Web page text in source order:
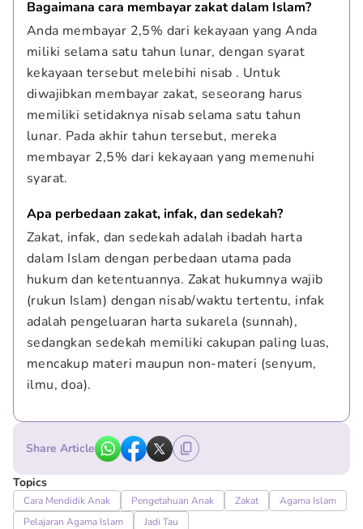
Bagaimana cara membayar zakat dalam Islam?
Anda membayar 2,5% dari kekayaan yang Anda
miliki selama satu tahun lunar, dengan syarat
kekayaan tersebut melebihi nisab . Untuk
diwajibkan membayar zakat, seseorang harus
memiliki setidaknya nisab selama satu tahun
lunar. Pada akhir tahun tersebut, mereka
membayar 2,5% dari kekayaan yang memenuhi
syarat.
Apa perbedaan zakat, infak, dan sedekah?
Zakat, infak, dan sedekah adalah ibadah harta
dalam Islam dengan perbedaan utama pada
hukum dan ketentuannya. Zakat hukumnya wajib
(rukun Islam) dengan nisab/waktu tertentu, infak
adalah pengeluaran harta sukarela (sunnah),
sedangkan sedekah memiliki cakupan paling luas,
mencakup materi maupun non-materi (senyum,
ilmu, doa).
Share Article
Topics
Cara Mendidik Anak Pengetahuan Anak Zakat
Agama Islam
Pelajaran Agama Islam
Jadi Tau